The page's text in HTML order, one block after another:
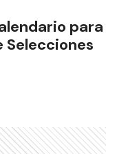
para
Selecciones